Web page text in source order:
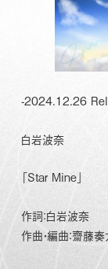
-2024.12.26
白岩波奈
「Star Mine」
作詞：白岩波奈
作曲・編曲：齋藤